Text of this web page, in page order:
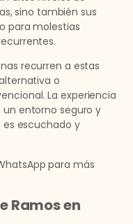
sino también sus
para molestias
recurren a estas
o
La experiencia
entorno seguro y
escuchado y
para más
Ramos en